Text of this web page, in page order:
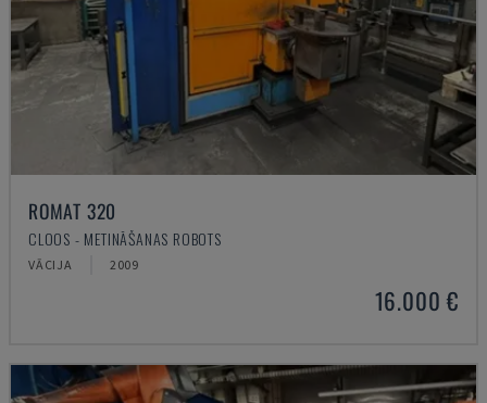
ROMAT 320
CLOOS - METINĀŠANAS ROBOTS
VĀCIJA 2009
16.000 €